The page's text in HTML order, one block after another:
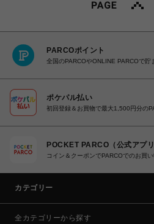
PARCOポイント
全国のPARCOやONLINE PARCOで貯
ポケパル払い
初回登録＆お買物で最大1,500円分の
POCKET PARCO（公式アプリ
コイン＆クーポンでPARCOでのお買
カテゴリー
全カテゴリーから探す